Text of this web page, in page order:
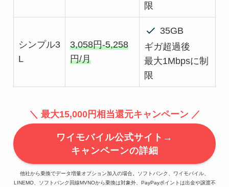
限
シンプル3
L
3,058円-5,258
円/月
35GB
ギガ超過後
最大1Mbpsに制
限
＼ 最大15,000円相当還元キャンペーン ／
ワイモバイル公式サイト→
キャンペーンの詳細
他社から乗換でデータ増量オプション加入の場合。ソフトバンク、ワイモバイル、
LINEMO、ソフトバンク回線MVNOから乗換は対象外、PayPayポイントは出金や譲渡不